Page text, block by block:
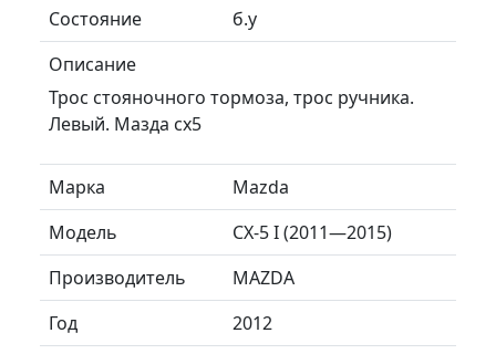
Состояние
б.у
Описание
Трос стояночного тормоза, трос ручника.
Левый. Мазда сх5
Марка
Mazda
Модель
CX-5 I (2011—2015)
Производитель
MAZDA
Год
2012